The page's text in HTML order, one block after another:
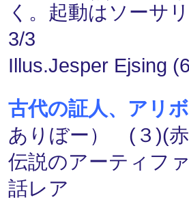
く。起動はソーサ
3/3
Illus.Jesper Ejsing
古代の証人、アリ
ありぼー） (３)(
伝説のアーティフ
話レア